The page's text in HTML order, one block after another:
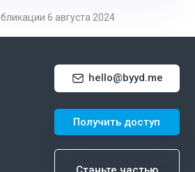
6 августа 2024
hello@byyd.me
Получить доступ